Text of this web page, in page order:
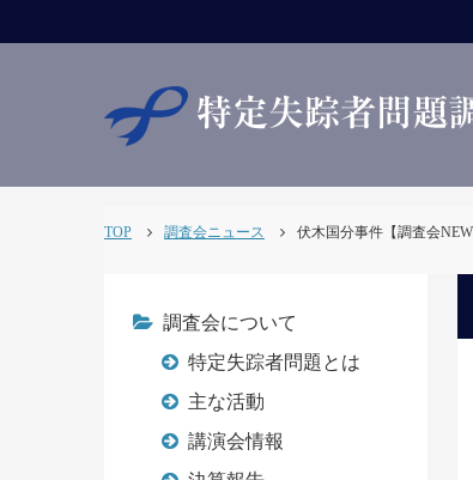
TOP 調査会ニュース 伏木国分事件【調査会
調査会について
特定失踪者問題とは
主な活動
講演会情報